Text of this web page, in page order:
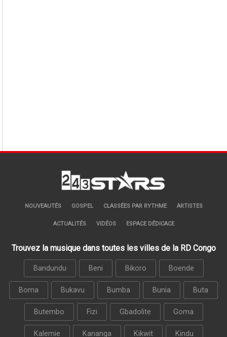
NOUVEAUTÉS GOSPEL CLASSÉES PAR RYTHME ARTISTES
ACTUALITÉS VIDÉOS ESPACE DÉDICACE
Trouvez la musique dans toutes les villes de la RD Congo
Bandundu Beni Bikoro Boende
Boma Bukavu Bumba Bunia Buta
Butembo Fizi Gbadolite Goma
Kalemie Kananga Kikwit Kindu